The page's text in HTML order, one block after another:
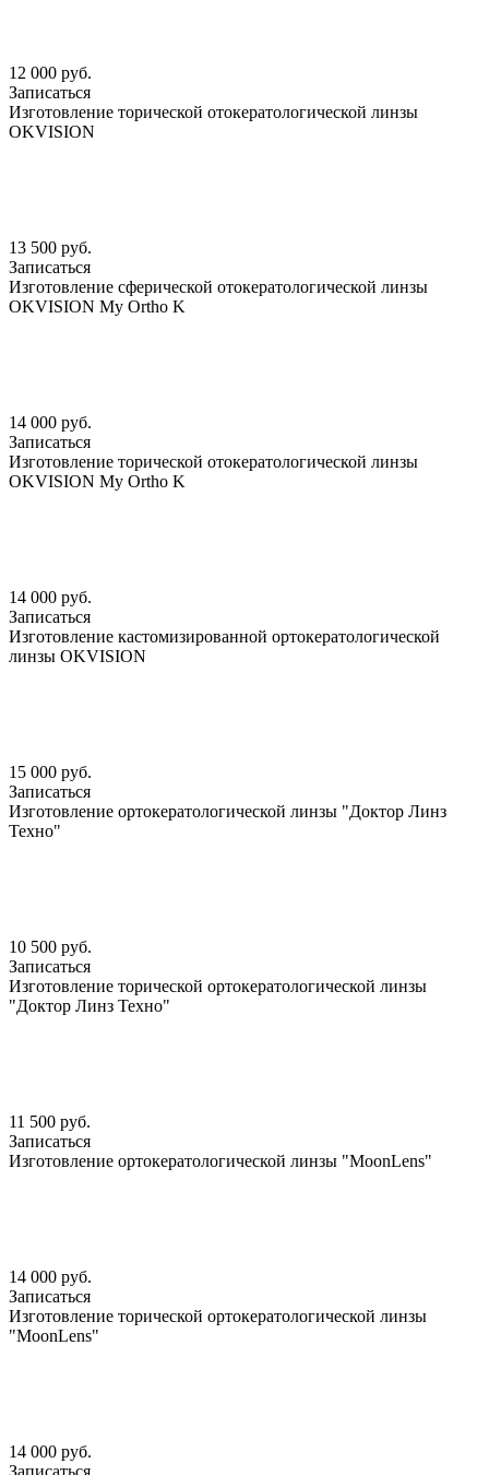
12 000 руб.
Записаться
Изготовление торической отокератологической линзы
OKVISION
13 500 руб.
Записаться
Изготовление сферической отокератологической линзы
OKVISION My Ortho K
14 000 руб.
Записаться
Изготовление торической отокератологической линзы
OKVISION My Ortho K
14 000 руб.
Записаться
Изготовление кастомизированной ортокератологической
линзы OKVISION
15 000 руб.
Записаться
Изготовление ортокератологической линзы "Доктор Линз
Техно"
10 500 руб.
Записаться
Изготовление торической ортокератологической линзы
"Доктор Линз Техно"
11 500 руб.
Записаться
Изготовление ортокератологической линзы "MoonLens"
14 000 руб.
Записаться
Изготовление торической ортокератологической линзы
"MoonLens"
14 000 руб.
Записаться